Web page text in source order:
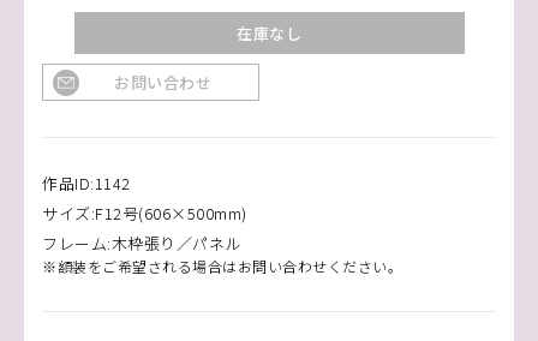
在庫なし
お問い合わせ
作品ID:1142
サイズ:F12号(606×500mm)
フレーム:木枠張り／パネル
※額装をご希望される場合はお問い合わせください。